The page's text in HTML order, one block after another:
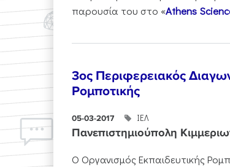
παρουσία του στο «Athens
3ος Περιφερειακός
Ρομποτικής
05-03-2017 ΙΕΛ
Πανεπιστημιούπολη
Ο Οργανισμός Εκπαιδευτικής